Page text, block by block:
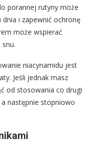
porannej rutyny może
i zapewnić ochronę
może wspierać
niacynamidu jest
Jeśli jednak masz
od stosowania co drugi
następnie stopniowo